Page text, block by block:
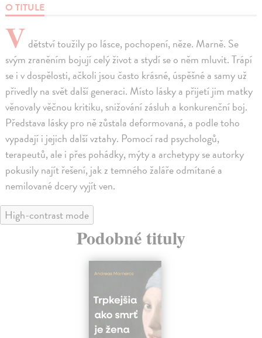
O TITULE
V dětství toužily po lásce, pochopení, něze. Marně. Se
svým zraněním bojují celý život a stydí se o něm mluvit. Trápí
se i v dospělosti, ačkoli jsou často krásné, úspěšné a samy už
přivedly na svět další generaci. Místo lásky a přijetí jim matky
věnovaly věčnou kritiku, snižování zásluh a konkurenční boj.
Představa lásky pro ně zůstala deformovaná, a podle toho
vypadají i jejich další vztahy. Pomocí rad psychologů,
terapeutů, ale i přes pohádky, mýty a archetypy se autorky
pokusily najít řešení, jak z temného žaláře odmítané a
nemilované dcery vyjít ven.
High-contrast mode
Podobné tituly